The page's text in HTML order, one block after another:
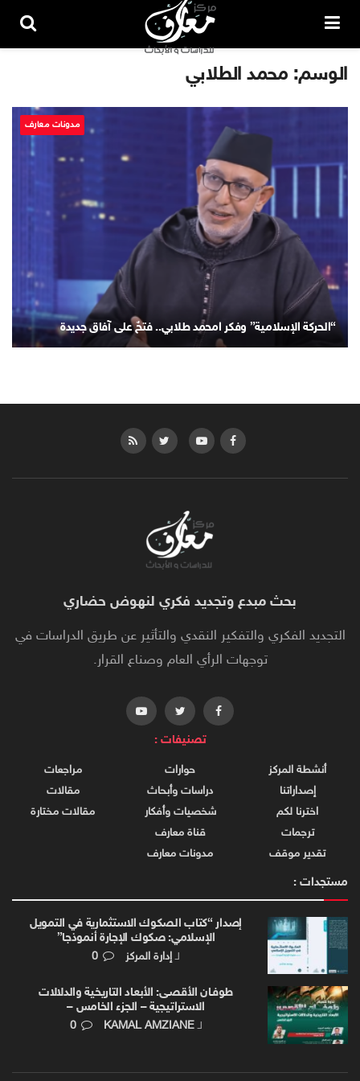
الوسم: محمد الطلابي
مدونات معارف
“الحركة الإسلامية” وفكر امحمد طلابي.. فتحٌ على آفاق جديدة
بحث مبدع وتجديد فكري لنهوض حضاري
التجديد الفكري والتفكير النقدي والتأثير عن طريق الدراسات في
توجهات الرأي العام وصناع القرار.
تصنيفات :
أنشطة المركز
إصداراتنا
اخترنا لكم
ترجمات
تقدير موقف
حوارات
دراسات وأبحاث
شخصيات وأفكار
قناة معارف
مدونات معارف
مراجعات
مقالات
مقالات مختارة
مستجدات :
إصدار “كتاب الصكوك الاستثمارية في التمويل
الإسلامي: صكوك الإجارة أنموذجا”
لـ إدارة المركز
طوفـان الأقصـى: الأبعاد التاريخية والدلالات
الاستراتيجية – الجزء الخامس –
لـ KAMAL AMZIANE
0